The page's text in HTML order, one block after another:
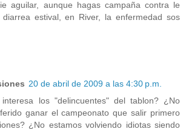
aguilar, aunque hagas campaña contra le
estival, en River, la enfermedad sos
20 de abril de 2009 a las 4:30 p.m.
los "delincuentes" del tablon? ¿No
ganar el campeonato que salir primero
¿No estamos volviendo idiotas siendo